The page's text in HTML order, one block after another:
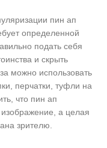
пин ап
определенной
подать себя
и скрыть
можно использовать
перчатки, туфли на
что пин ап
а целая
зрителю.